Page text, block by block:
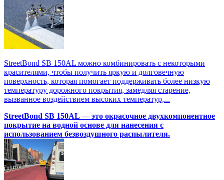
StreetBond SB 150AL можно комбинировать с некоторыми
красителями, чтобы получить яркую и долговечную
поверхность, которая помогает поддерживать более низкую
температуру дорожного покрытия, замедляя старение,
вызванное воздействием высоких температур,...
StreetBond SB 150AL — это окрасочное двухкомпонентное
покрытие на водной основе для нанесения с
использованием безвоздушного распылителя.